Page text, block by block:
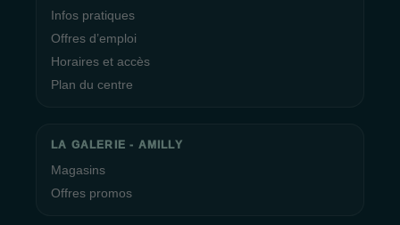
Infos pratiques
Offres d’emploi
Horaires et accès
Plan du centre
LA GALERIE - AMILLY
Magasins
Offres promos